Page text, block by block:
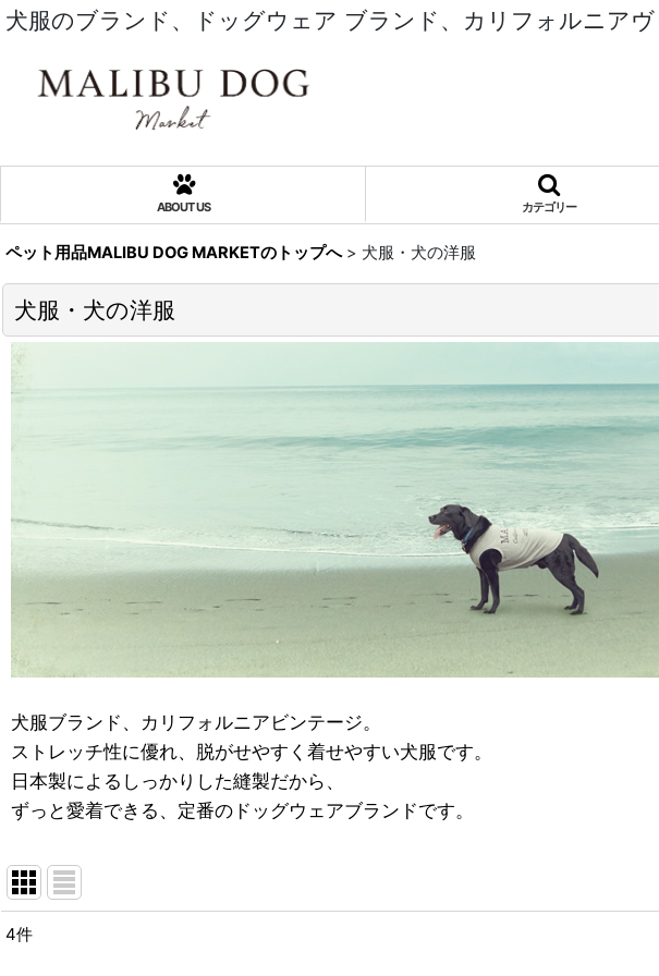
犬服のブランド、ドッグウェア ブランド、カリフォルニア
ABOUT US カテゴリー
ペット用品MALIBU DOG MARKETのトップへ > 犬服・犬の洋服
犬服・犬の洋服
犬服ブランド、カリフォルニアビンテージ。
ストレッチ性に優れ、脱がせやすく着せやすい犬服です。
日本製によるしっかりした縫製だから、
ずっと愛着できる、定番のドッグウェアブランドです。
4件